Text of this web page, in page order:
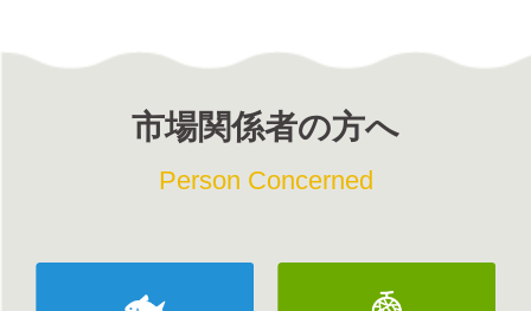
市場関係者の方へ
Person Concerned